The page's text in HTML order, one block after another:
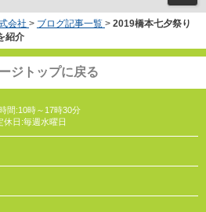
会社 > ブログ記事一覧 > 2019橋本七夕祭り
紹介
ジトップに戻る
間:10時～17時30分
休日:毎週水曜日